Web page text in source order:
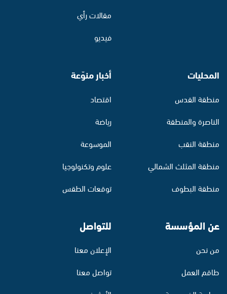
مقالات رأي
فيديو
المحليات
منطقة القدس
الناصرة والمنطقة
منطقة النقب
منطقة المثلث الشمالي
منطقة البطوف
أخبار منوّعة
اقتصاد
رياضة
الموسوعة
علوم وتكنولوجيا
توقعات الطقس
عن المؤسسة
من نحن
طاقم العمل
للتواصل
الإعلان معنا
تواصل معنا